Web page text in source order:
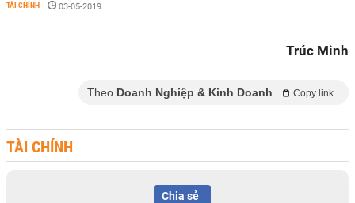
TÀI CHÍNH - 03-05-2019
Trúc Minh
Theo Doanh Nghiệp & Kinh Doanh Copy link
TÀI CHÍNH
Chia sẻ